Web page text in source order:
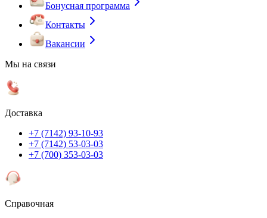
Бонусная программа
Контакты
Вакансии
Мы на связи
Доставка
+7 (7142) 93-10-93
+7 (7142) 53-03-03
+7 (700) 353-03-03
Справочная